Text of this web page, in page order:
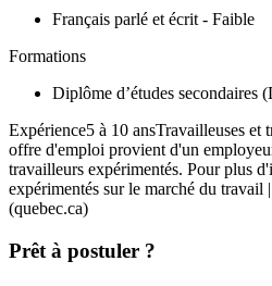
Français parlé et écrit - Faible
Formations
Diplôme d’études secondaires
Expérience5 à 10 ansTravailleuses et
offre d'emploi provient d'un
travailleurs expérimentés. Pour plus
expérimentés sur le marché du travail
(quebec.ca)
Prêt à postuler ?